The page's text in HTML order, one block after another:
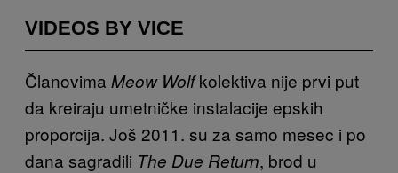
VIDEOS BY VICE
Članovima Meow Wolf kolektiva nije prvi put
da kreiraju umetničke instalacije epskih
proporcija. Još 2011. su za samo mesec i po
dana sagradili The Due Return, brod u